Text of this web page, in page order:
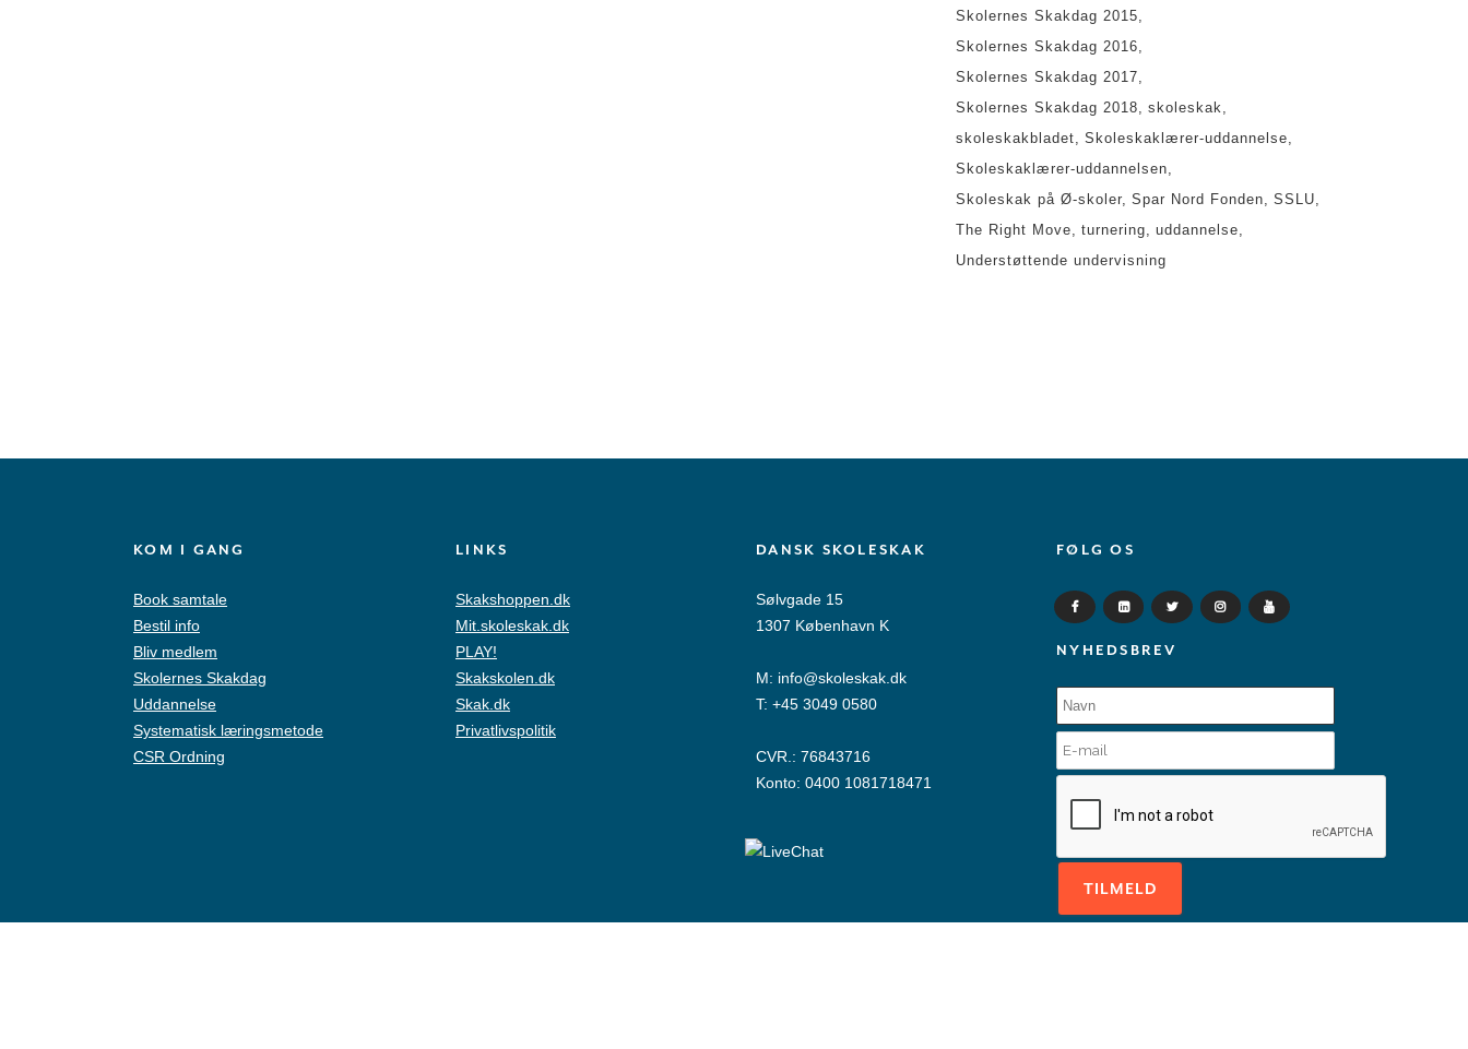
Skolernes Skakdag 2015
Skolernes Skakdag 2016
Skolernes Skakdag 2017
Skolernes Skakdag 2018
skoleskak
skoleskakbladet
Skoleskaklærer-uddannelse
Skoleskaklærer-uddannelsen
Skoleskak på Ø-skoler
Spar Nord Fonden
SSLU
The Right Move
turnering
uddannelse
Understøttende undervisning
KOM I GANG
Book samtale
Bestil info
Bliv medlem
Skolernes Skakdag
Uddannelse
Systematisk læringsmetode
CSR Ordning
LINKS
Skakshoppen.dk
Mit.skoleskak.dk
PLAY!
Skakskolen.dk
Skak.dk
Privatlivspolitik
DANSK SKOLESKAK
Sølvgade 15
1307 København K
M: info@skoleskak.dk
T: +45 3049 0580
CVR.: 76843716
Konto: 0400 1081718471
FØLG OS
NYHEDSBREV